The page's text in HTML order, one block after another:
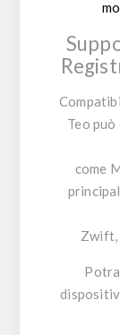
Teo
come
Zwift,